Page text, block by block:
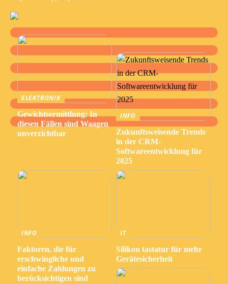
ELEKTRONIK
Gewichtsermittlung: In
diesen Fällen sind Waagen
unverzichtbar
INFO
Zukunftsweisende Trends
in der CRM-
Softwareentwicklung für
2025
INFO
Faktoren, die für
erschwingliche und
einfache Zahlungen zu
berücksichtigen sind
IT
Silikon tastatur für mehr
Gerätesicherheit